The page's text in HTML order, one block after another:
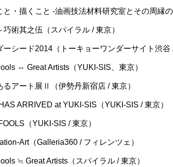
・描くこと -油画技法材料研究室とその周縁
術其之伍（スパイラル / 東京）
シード2014（トーキョーワンダーサイト渋谷 /
⇔ Great Artists（YUKI-SIS、東京）
アート展Ⅱ（伊勢丹新宿店 / 東京）
ARRIVED at YUKI-SIS（YUKI-SIS / 東京）
（YUKI-SIS / 東京）
Art（Galleria360 / フィレンツェ）
≒ Great Artists（スパイラル / 東京）